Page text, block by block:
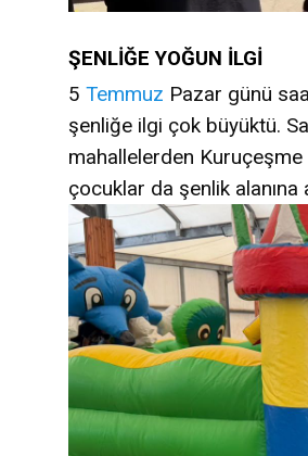
ŞENLİĞE YOĞUN İLGİ
5 Temmuz Pazar günü
şenliğe ilgi çok büyüktü.
mahallelerden
çocuklar da şenlik alanına